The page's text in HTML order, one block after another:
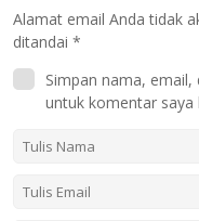
Alamat email Anda tidak
ditandai *
Simpan nama,
untuk komentar saya